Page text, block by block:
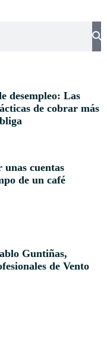
desempleo: Las
de cobrar más
unas cuentas
de un café
Guntiñas,
de Vento